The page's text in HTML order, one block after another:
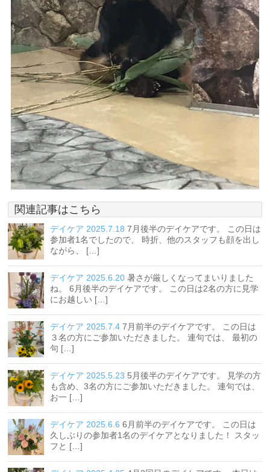
関連記事はこちら
デイケア 2025.7.18 7月後半のデイケアです。 この日は
参加者1名でしたので、 時折、他のスタッフも顔を出し
ながら、 […]
デイケア 2025.6.20 暑さが厳しくなってまいりました
ね。 6月後半のデイケアです。 この日は2名の方に見学
にお越しい […]
デイケア 2025.7.4 7月前半のデイケアです。 この日は
３名の方にご参加いただきました。 連句では、 最初の
句 […]
デイケア 2025.5.23 5月後半のデイケアです。 見学の方
も含め、3名の方にご参加いただきました。 連句では、
お一 […]
デイケア 2025.6.6 6月前半のデイケアです。 この日は
久しぶりの参加者1名のデイケアとなりました！ スタッ
フと […]